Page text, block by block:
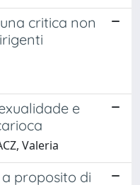
critica non
e
Valeria
proposito di